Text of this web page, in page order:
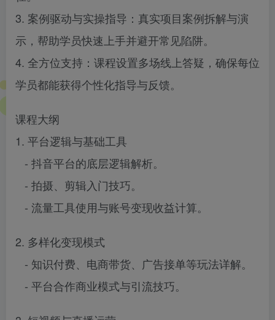
3. 案例驱动与实操指导：真实项目案例拆解与演
示，帮助学员快速上手并避开常见陷阱。
4. 全方位支持：课程设置多场线上答疑，确保每位
学员都能获得个性化指导与反馈。
课程大纲
1. 平台逻辑与基础工具
- 抖音平台的底层逻辑解析。
- 拍摄、剪辑入门技巧。
- 流量工具使用与账号变现收益计算。
2. 多样化变现模式
- 知识付费、电商带货、广告接单等玩法详解。
- 平台合作商业模式与引流技巧。